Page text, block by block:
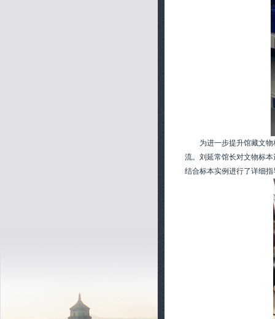
为进一步提升馆藏文
流。刘延常馆长对文物标
结合标本实例进行了详细指